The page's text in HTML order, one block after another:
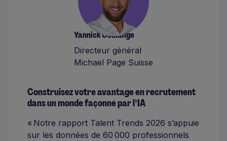
Yannick Coulange
Directeur général
Michael Page Suisse
Construisez votre avantage en recrutement
dans un monde façonné par l’IA
« Notre rapport Talent Trends 2026 s’appuie
sur les données de 60 000 professionnels